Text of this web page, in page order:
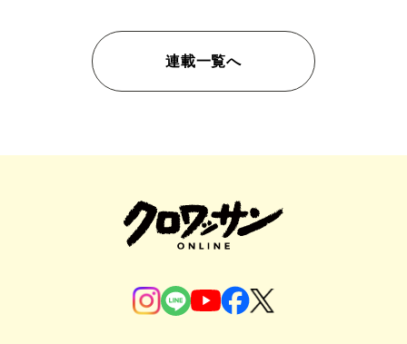
連載一覧へ